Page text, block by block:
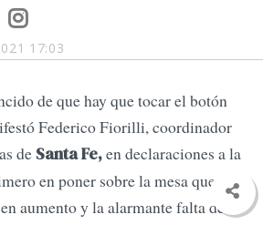
17:03
de que hay que tocar el botón
Federico Fiorilli, coordinador
de Santa Fe,en declaraciones a la
en poner sobre la mesa que con
aumento y la alarmante falta de